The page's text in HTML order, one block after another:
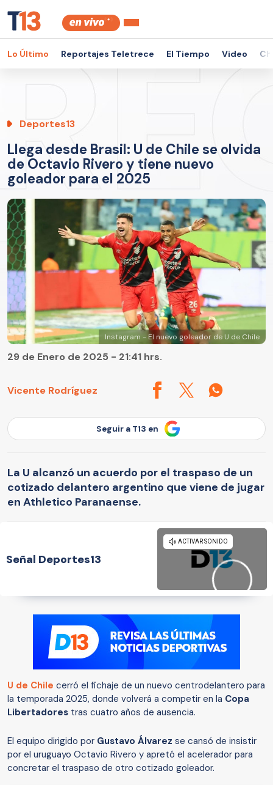
Lo Último Reportajes Teletrece El Tiempo Video
Deportes13
Llega desde Brasil: U de Chile se olvida
de Octavio Rivero y tiene nuevo
goleador para el 2025
Instagram - El nuevo goleador de U de Chile
Vicente Rodríguez
29 de Enero de 2025 - 21:41 hrs.
Seguir a T13 en
La U alcanzó un acuerdo por el traspaso de un
cotizado delantero argentino que viene de jugar
en Athletico Paranaense.
Señal Deportes13
U de Chile cerró el fichaje de un nuevo centrodelantero para
la temporada 2025, donde volverá a competir en la Copa
Libertadores tras cuatro años de ausencia.
El equipo dirigido por Gustavo Álvarez se cansó de insistir
por el uruguayo Octavio Rivero y apretó el acelerador para
concretar el traspaso de otro cotizado goleador.